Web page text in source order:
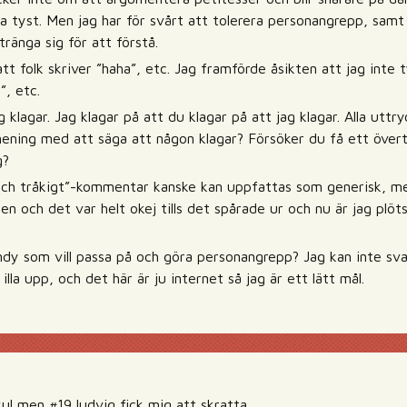
tyst. Men jag har för svårt att tolerera personangrepp,
sig för att förstå.
folk skriver ”haha”, etc. Jag framförde åsikten att jag
etc.
klagar. Jag klagar på att du klagar på att jag klagar. Alla
med att säga att någon klagar? Försöker du få ett
tråkigt”-kommentar kanske kan uppfattas som generisk,
och det var helt okej tills det spårade ur och nu är jag
som vill passa på och göra personangrepp? Jag kan inte
upp, och det här är ju internet så jag är ett lätt mål.